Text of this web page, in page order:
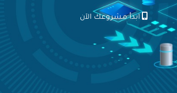
ابدأ مشروعك الآن